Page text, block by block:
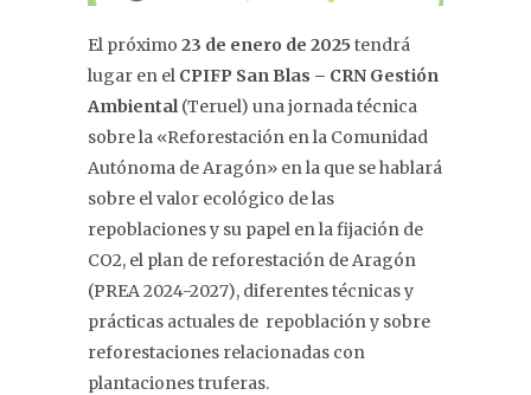
El próximo 23 de enero de 2025 tendrá
lugar en el CPIFP San Blas – CRN Gestión
Ambiental(Teruel) una jornada técnica
sobre la «Reforestación en la Comunidad
Autónoma de Aragón» en la que se hablará
sobre el valor ecológico de las
repoblaciones y su papel en la fijación de
CO2, el plan de reforestación de Aragón
(PREA 2024-2027), diferentes técnicas y
prácticas actuales de repoblación y sobre
reforestaciones relacionadas con
plantaciones truferas.